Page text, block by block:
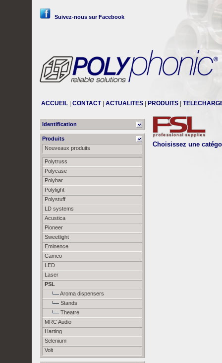
Suivez-nous sur Facebook
ACCUEIL CONTACT| ACTUALITES PRODUITS
Identification
Produits
Nouveaux produits
Polytruss
Polycase
Polybar
Polylight
Polystuff
LD systems
Acustica
Pioneer
Sweetlight
Eminence
Cameo
LED
Laser
PSL
Aroma dispensers
Stands
Theatre
MRC Audio
Harting
Selenium
Volt
Choisissez une